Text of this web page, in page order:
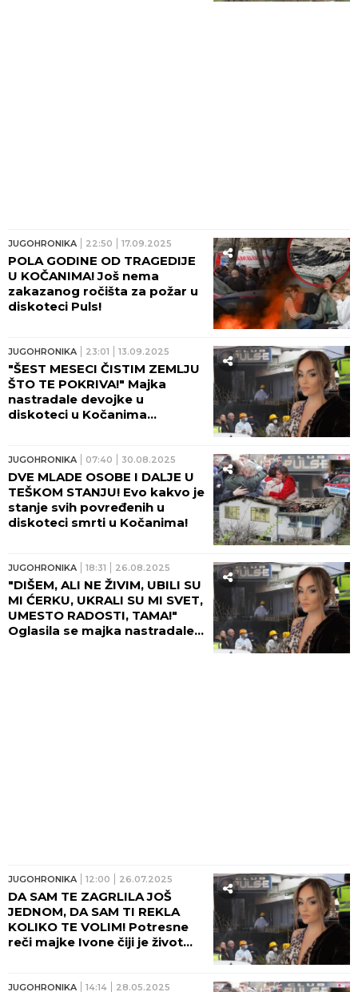
JUGOHRONIKA 22:50 17.09.2025
POLA GODINE OD TRAGEDIJE
U KOČANIMA! Još nema
zakazanog ročišta za požar u
diskoteci Puls!
JUGOHRONIKA 23:01 13.09.2025
"ŠEST MESECI ČISTIM ZEMLJU
ŠTO TE POKRIVA!" Majka
nastradale devojke u
diskoteci u Kočanima
JUGOHRONIKA 07:40 30.08.2025
DVE MLADE OSOBE I DALJE U
TEŠKOM STANJU! Evo kakvo je
stanje svih povređenih u
diskoteci smrti u Kočanima!
JUGOHRONIKA 18:31 26.08.2025
"DIŠEM, ALI NE ŽIVIM, UBILI SU
MI ĆERKU, UKRALI SU MI SVET,
UMESTO RADOSTI, TAMA!"
Oglasila se majka nastradale
JUGOHRONIKA 12:00 26.07.2025
DA SAM TE ZAGRLILA JOŠ
JEDNOM, DA SAM TI REKLA
KOLIKO TE VOLIM! Potresne
reči majke Ivone čiji je život
miris, tvoja kosa...
JUGOHRONIKA 14:14 28.05.2025